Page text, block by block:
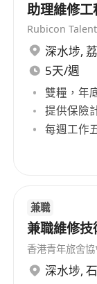
助理維修工
Rubicon
深水埗,
5天/週
雙糧，年
提供保險
每週工作
兼職
兼職維修技
香港青年旅舍
深水埗,